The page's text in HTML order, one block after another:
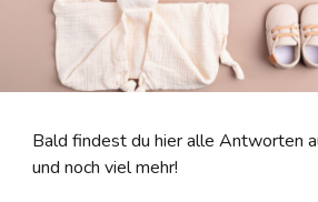
Bald findest du hier alle Antworten
und noch viel mehr!